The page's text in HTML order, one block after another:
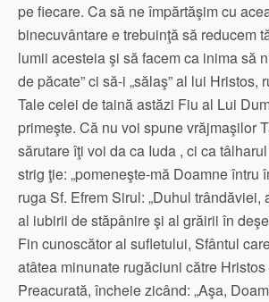
pe fiecare. Ca să ne împărtăşim cu
binecuvântare e trebuinţă să reducem
lumii acesteia şi să facem ca inima să
de păcate” ci să-i „sălaş” al lui Hristos,
Tale celei de taină astăzi Fiu al Lui
primeşte. Că nu voi spune vrăjmaşilor
sărutare îţi voi da ca Iuda , ci ca
strig ţie: „pomeneşte-mă Doamne întru
ruga Sf. Efrem Sirul: „Duhul trândăviei,
al iubirii de stăpânire şi al grăirii în
Fin cunoscător al sufletului, Sfântul
atâtea minunate rugăciuni către
Preacurată, încheie zicând: „Aşa,